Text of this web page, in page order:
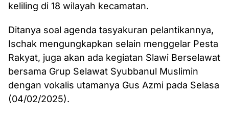
keliling di 18 wilayah kecamatan.
Ditanya soal agenda tasyakuran pelantikannya,
Ischak mengungkapkan selain menggelar Pesta
Rakyat, juga akan ada kegiatan Slawi Berselawat
bersama Grup Selawat Syubbanul Muslimin
dengan vokalis utamanya Gus Azmi pada Selasa
(04/02/2025).